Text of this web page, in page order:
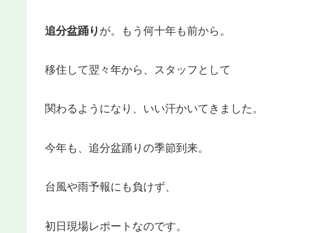
追分盆踊り が。もう何十年も前から。
移住して翌々年から、スタッフとして
関わるようになり、いい汗かいてきました。
今年も、追分盆踊りの季節到来。
台風や雨予報にも負けず、
初日現場レポートなのです。